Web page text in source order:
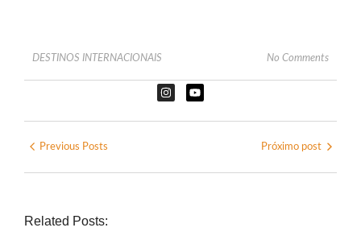
DESTINOS INTERNACIONAIS No Comments
Previous Posts Próximo post
Related Posts: